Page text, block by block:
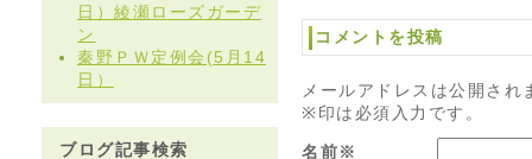
日）綾瀬ローズガーデ
ン
秦野ＰＷ定例会(5月14
日）
ブログ記事検索
コメントを投稿
メールアドレスは公開され
※印は必須入力です。
名前※